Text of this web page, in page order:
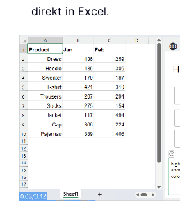
direkt in Excel.